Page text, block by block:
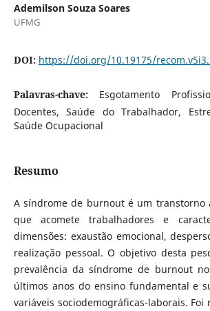
Ademilson Souza Soares
UFMG
DOI: https://doi.org/10.19175/
Palavras-chave: Esgotamento
Docentes, Saúde do Trabalhador,
Saúde Ocupacional
Resumo
A síndrome de burnout é um transtorno
que acomete trabalhadores e
dimensões: exaustão emocional,
realização pessoal. O objetivo desta
prevalência da síndrome de burnout
últimos anos do ensino fundamental e
variáveis sociodemográficas-laborais. Foi